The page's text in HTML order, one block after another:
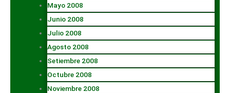
Mayo 2008
Junio 2008
Julio 2008
Agosto 2008
Setiembre 2008
Octubre 2008
Noviembre 2008